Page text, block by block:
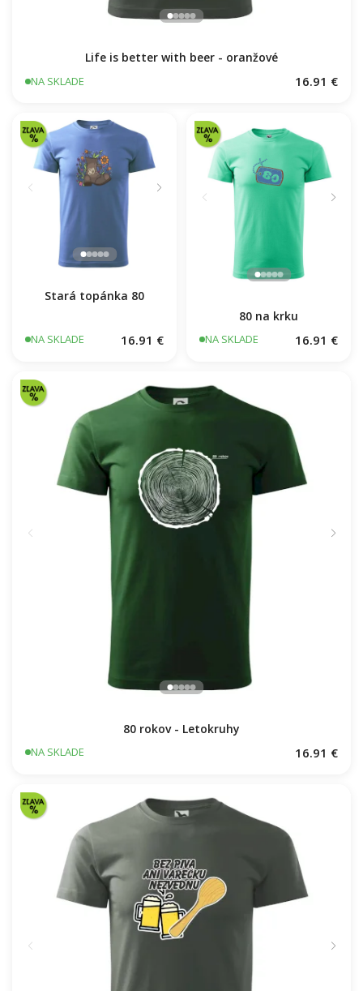
Life is better with beer - oranžové
NA SKLADE 16.91 €
Stará topánka 80
NA SKLADE 16.91 €
80 na krku
NA SKLADE 16.91 €
80 rokov - Letokruhy
NA SKLADE 16.91 €